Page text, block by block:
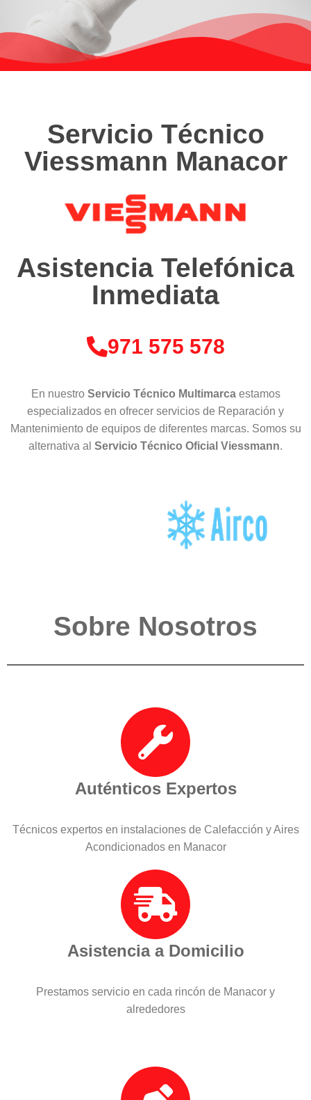
Servicio Técnico
Viessmann Manacor
Asistencia Telefónica
Inmediata
971 575 578
En nuestro Servicio Técnico Multimarcaestamos
especializados en ofrecer servicios de Reparación y
Mantenimiento de equipos de diferentes marcas. Somos su
alternativa al Servicio Técnico Oficial Viessmann.
Sobre Nosotros
Auténticos Expertos
Técnicos expertos en instalaciones de Calefacción y Aires
Acondicionados en Manacor
Asistencia a Domicilio
Prestamos servicio en cada rincón de Manacor y
alrededores